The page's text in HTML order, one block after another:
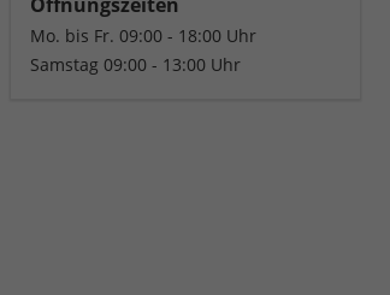
Mo. bis Fr. 09:00 - 18:00 Uhr
Samstag 09:00 - 13:00 Uhr